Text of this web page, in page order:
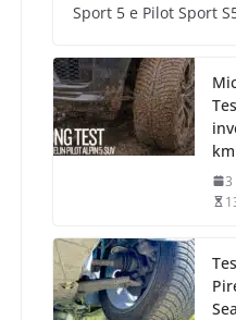
Sport 5 e Pilot Sport
km
3